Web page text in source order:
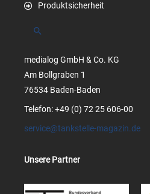
Produktsicherheit
Suchen
medialog GmbH & Co. KG
Am Bollgraben 1
76534 Baden-Baden
Telefon: +49 (0) 72 25 606-00
service@tankstelle-magazin.de
Unsere Partner